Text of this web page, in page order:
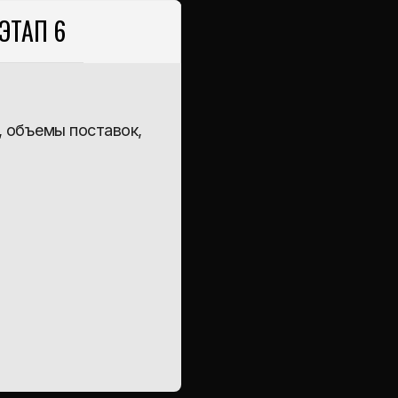
всем вашим
контроль на
ЭТАП 6
объемы поставок,